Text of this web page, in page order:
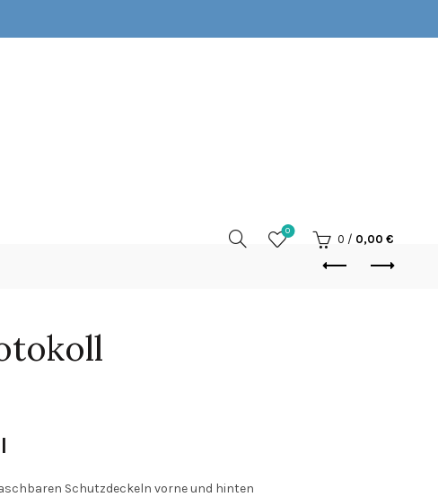
0
0 / 0,00 €
Schutzdeckeln vorne und hinten